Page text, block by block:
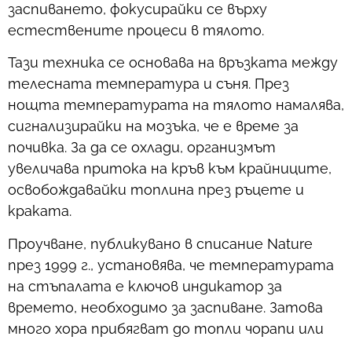
заспиването, фокусирайки се върху
естествените процеси в тялото.
Тази техника се основава на връзката между
телесната температура и съня. През
нощта температурата на тялото намалява,
сигнализирайки на мозъка, че е време за
почивка. За да се охлади, организмът
увеличава притока на кръв към крайниците,
освобождавайки топлина през ръцете и
краката.
Проучване, публикувано в списание Nature
през 1999 г., установява, че температурата
на стъпалата е ключов индикатор за
времето, необходимо за заспиване. Затова
много хора прибягват до топли чорапи или